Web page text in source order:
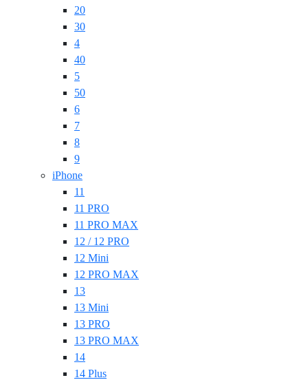
20
30
4
40
5
50
6
7
8
9
iPhone
11
11 PRO
11 PRO MAX
12 / 12 PRO
12 Mini
12 PRO MAX
13
13 Mini
13 PRO
13 PRO MAX
14
14 Plus